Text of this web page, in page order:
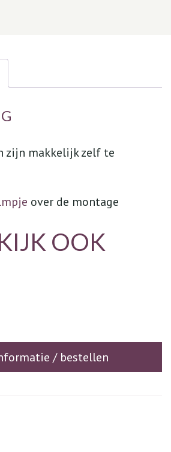
zijn makkelijk zelf te
over de montage
OOK
/ bestellen